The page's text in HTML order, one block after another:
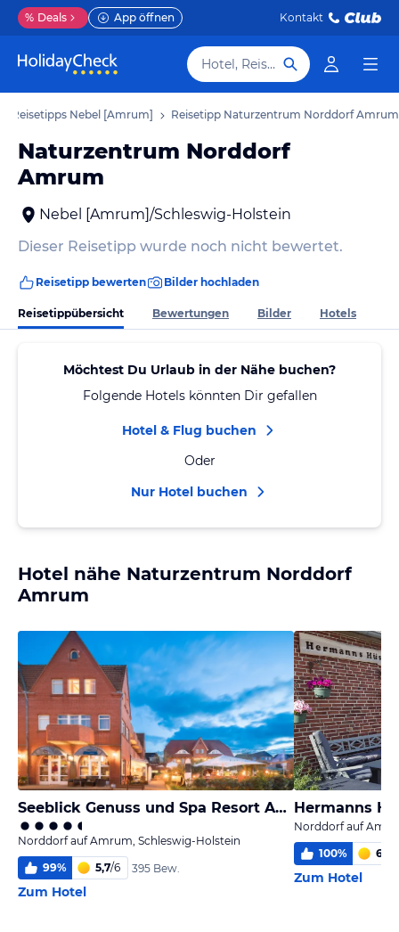
% Deals App öffnen Kontakt
Hotel, Reiseziel
Reisetipps Nebel [Amrum] Reisetipp Naturzentrum Norddorf Amrum
Naturzentrum Norddorf
Amrum
Nebel [Amrum]/Schleswig-Holstein
Dieser Reisetipp wurde noch nicht bewertet.
Reisetipp bewerten Bilder hochladen
Reisetippübersicht Bewertungen Bilder Hotels
Möchtest Du Urlaub in der Nähe buchen?
Folgende Hotels könnten Dir gefallen
Hotel & Flug buchen
Oder
Nur Hotel buchen
Hotel nähe Naturzentrum Norddorf
Amrum
Seeblick Genuss und Spa Resort Amrum
Norddorf auf Amrum, Schleswig-Holstein
99% 5,7/6 395 Bew.
Zum Hotel
Hermanns
Norddorf auf
100% 6,0
Zum Hotel